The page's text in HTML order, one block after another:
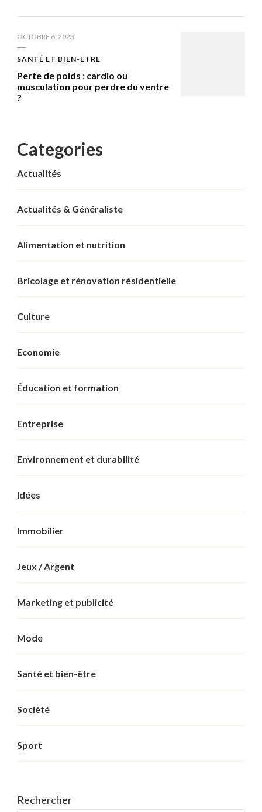
OCTOBRE 6, 2023
SANTÉ ET BIEN-ÊTRE
Perte de poids : cardio ou
musculation pour perdre du ventre
?
Categories
Actualités
Actualités & Généraliste
Alimentation et nutrition
Bricolage et rénovation résidentielle
Culture
Economie
Éducation et formation
Entreprise
Environnement et durabilité
Idées
Immobilier
Jeux / Argent
Marketing et publicité
Mode
Santé et bien-être
Société
Sport
Rechercher